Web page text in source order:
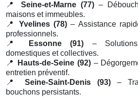
📍
Seine-et-Marne (77)–
maisons et immeubles.
📍
Yvelines (78) – Assistance
professionnels.
📍
Essonne (91) – Solutions
domestiques et collectives.
📍
Hauts-de-Seine (92)–
entretien préventif.
📍
Seine-Saint-Denis (93)–
bouchons persistants.